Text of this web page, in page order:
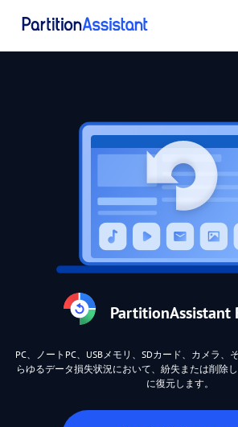
PartitionAssistant
PC、ノートPC、USBメモリ、SDカード、カメラ、
らゆるデータ損失状況において、紛失または削除
に復元します。